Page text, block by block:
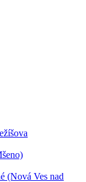
(Nová Ves nad